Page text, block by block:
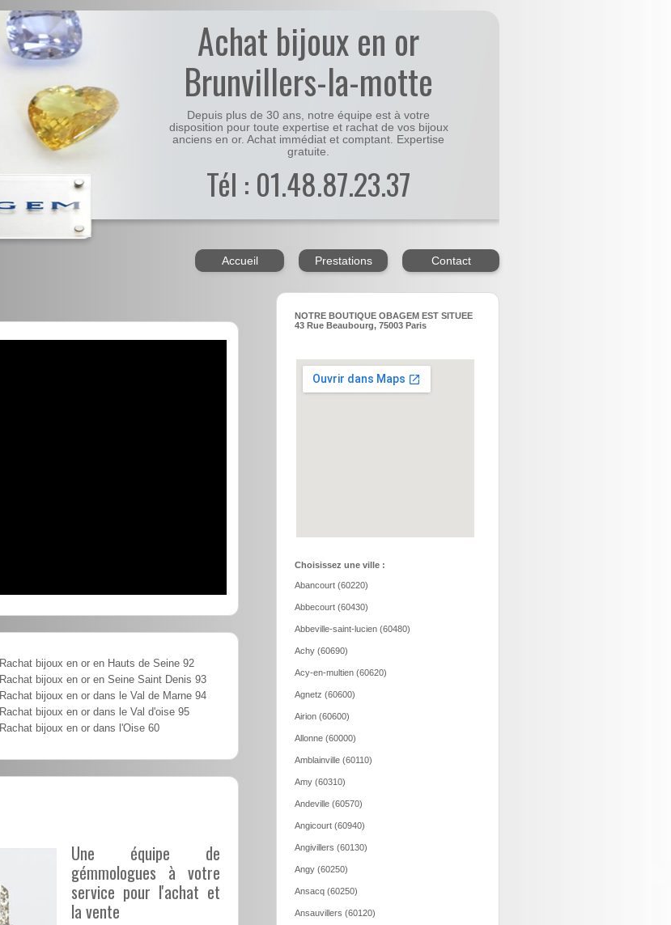
Achat bijoux en or
Brunvillers-la-motte
Depuis plus de 30 ans, notre équipe est à votre
disposition pour toute expertise et rachat de vos bijoux
anciens en or. Achat immédiat et comptant. Expertise
gratuite.
Tél : 01.48.87.23.37
Accueil Prestations Contact
Rachat bijoux en or en Hauts de Seine 92
Rachat bijoux en or en Seine Saint Denis 93
Rachat bijoux en or dans le Val de Marne 94
Rachat bijoux en or dans le Val d'oise 95
Rachat bijoux en or dans l'Oise 60
Une équipe de
gémmologues à votre
service pour l'achat et
la vente
NOTRE BOUTIQUE OBAGEM EST SITUEE
43 Rue Beaubourg, 75003 Paris
Choisissez une ville :
Abancourt (60220)
Abbecourt (60430)
Abbeville-saint-lucien (60480)
Achy (60690)
Acy-en-multien (60620)
Agnetz (60600)
Airion (60600)
Allonne (60000)
Amblainville (60110)
Amy (60310)
Andeville (60570)
Angicourt (60940)
Angivillers (60130)
Angy (60250)
Ansacq (60250)
Ansauvillers (60120)